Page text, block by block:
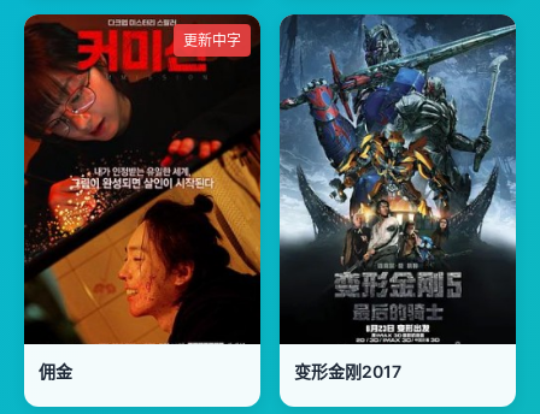
更新中字
佣金 变形金刚2017